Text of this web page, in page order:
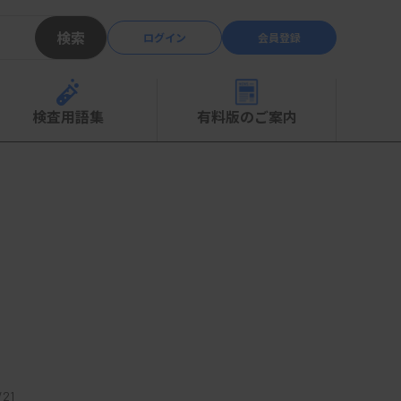
検索 ログイン 会員登録
検査用語集 有料版のご案内